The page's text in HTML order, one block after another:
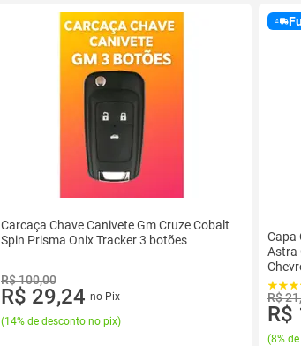
Carcaça Chave Canivete Gm Cruze Cobalt
Spin Prisma Onix Tracker 3 botões
R$ 100,00
R$ 29,24 no Pix
(14% de desconto no pix)
Capa
Astra
R$
R$
(8%